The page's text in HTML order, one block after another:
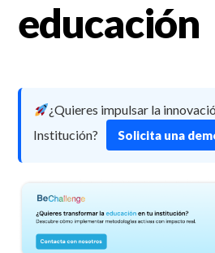
educación
¿Quieres impulsar la
Institución?
Solicita una